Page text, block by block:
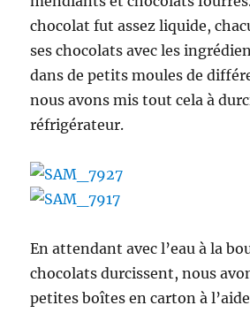
chocolat fut assez liquide,
ses chocolats avec les
dans de petits moules de
nous avons mis tout cela à
réfrigérateur.
En attendant avec l’eau à la
chocolats durcissent, nous
petites boîtes en carton à